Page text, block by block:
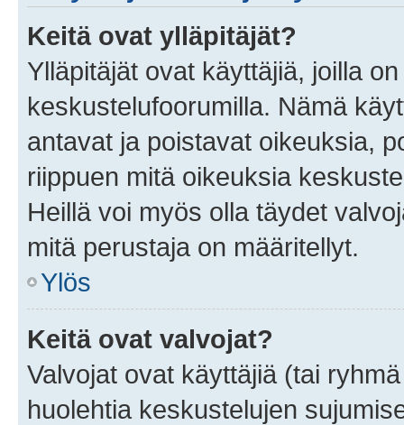
Keitä ovat ylläpitäjät?
Ylläpitäjät ovat käyttäjiä, joilla
keskustelufoorumilla. Nämä
antavat ja poistavat oikeuksia,
riippuen mitä oikeuksia
Heillä voi myös olla täydet
mitä perustaja on määritellyt.
Ylös
Keitä ovat valvojat?
Valvojat ovat käyttäjiä (tai
huolehtia keskustelujen